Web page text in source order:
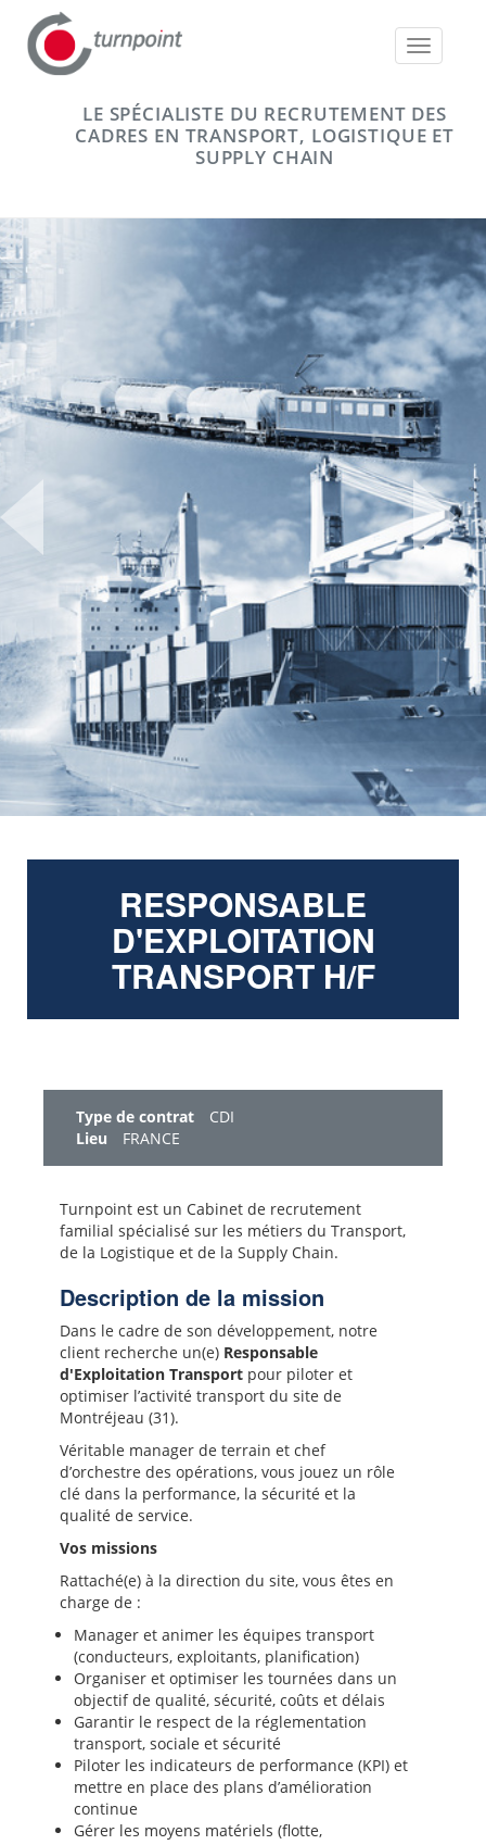
LE SPÉCIALISTE DU RECRUTEMENT DES
CADRES EN TRANSPORT, LOGISTIQUE ET
SUPPLY CHAIN
Toggle
Previous Next
RESPONSABLE
D'EXPLOITATION
TRANSPORT H/F
Type de contrat
CDI
Lieu
FRANCE
Turnpoint est un Cabinet de recrutement
familial spécialisé sur les métiers du Transport,
de la Logistique et de la Supply Chain.
Description de la mission
Dans le cadre de son développement, notre
client recherche un(e) Responsable
d'Exploitation Transport pour piloter et
optimiser l’activité transport du site de
Montréjeau (31).
Véritable manager de terrain et chef
d’orchestre des opérations, vous jouez un rôle
clé dans la performance, la sécurité et la
qualité de service.
Vos missions
Rattaché(e) à la direction du site, vous êtes en
charge de :
Manager et animer les équipes transport
(conducteurs, exploitants, planification)
Organiser et optimiser les tournées dans un
objectif de qualité, sécurité, coûts et délais
Garantir le respect de la réglementation
transport, sociale et sécurité
Piloter les indicateurs de performance (KPI) et
mettre en place des plans d’amélioration
continue
Gérer les moyens matériels (flotte,